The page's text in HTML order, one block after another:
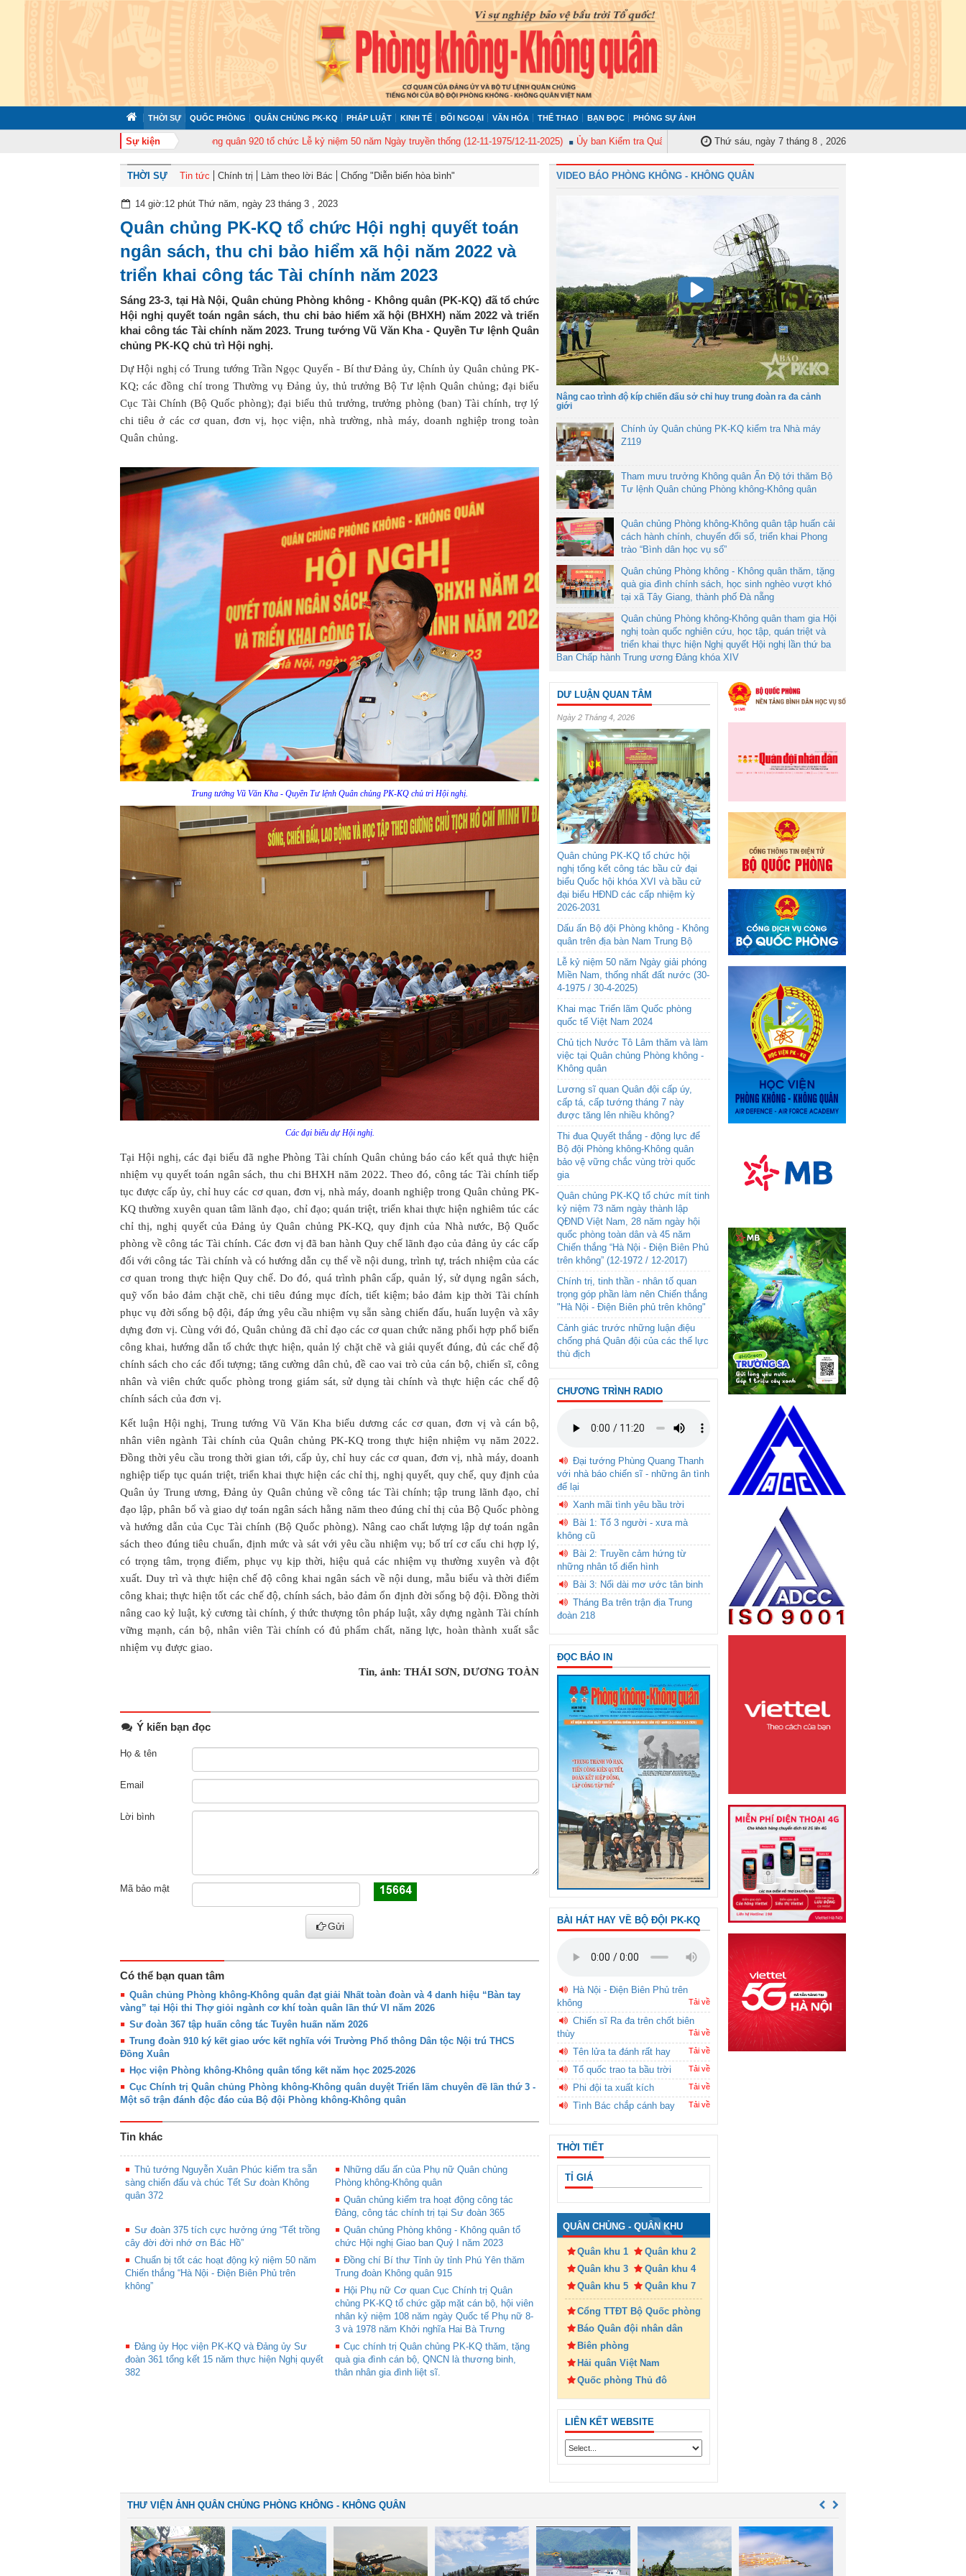
THỜI SỰ QUỐC PHÒNG QUÂN CHỦNG PK-KQ PHÁP LUẬT KINH TẾ ĐỐI NGOẠI VĂN HÓA THỂ THAO BẠN ĐỌC PHÓNG SỰ ẢNH
Sự kiện
Trung đoàn Không quân 920 tổ chức Lễ kỷ niệm 50 năm Ngày truyền thống (12-11-1975/12-11-2025) Ủy ban Kiểm tra Quân ủy Trung ương tập huấn nghiệp vụ công tác kiểm tra, giám sát năm 2025
Thứ sáu, ngày 7 tháng 8 , 2026
THỜI SỰ Tin tức Chính trị Làm theo lời Bác Chống "Diễn biến hòa bình"
14 giờ:12 phút Thứ năm, ngày 23 tháng 3 , 2023
Quân chủng PK-KQ tổ chức Hội nghị quyết toán
ngân sách, thu chi bảo hiểm xã hội năm 2022 và
triển khai công tác Tài chính năm 2023
Sáng 23-3, tại Hà Nội, Quân chủng Phòng không - Không quân (PK-KQ) đã tổ chức
Hội nghị quyết toán ngân sách, thu chi bảo hiểm xã hội (BHXH) năm 2022 và triển
khai công tác Tài chính năm 2023. Trung tướng Vũ Văn Kha - Quyền Tư lệnh Quân
chủng PK-KQ chủ trì Hội nghị.
Dự Hội nghị có Trung tướng Trần Ngọc Quyến - Bí thư Đảng ủy, Chính ủy Quân chủng PK-
KQ; các đồng chí trong Thường vụ Đảng ủy, thủ trưởng Bộ Tư lệnh Quân chủng; đại biểu
Cục Tài Chính (Bộ Quốc phòng); đại biểu thủ trưởng, trưởng phòng (ban) Tài chính, trợ lý
chi tiêu ở các cơ quan, đơn vị, học viện, nhà trường, nhà máy, doanh nghiệp trong toàn
Quân chủng.
Trung tướng Vũ Văn Kha - Quyền Tư lệnh Quân chủng PK-KQ chủ trì Hội nghị.
Các đại biểu dự Hội nghị.
Tại Hội nghị, các đại biểu đã nghe Phòng Tài chính Quân chủng báo cáo kết quả thực hiện
nhiệm vụ quyết toán ngân sách, thu chi BHXH năm 2022. Theo đó, công tác Tài chính tiếp
tục được cấp ủy, chỉ huy các cơ quan, đơn vị, nhà máy, doanh nghiệp trong Quân chủng PK-
KQ thường xuyên quan tâm lãnh đạo, chỉ đạo; quán triệt, triển khai thực hiện nghiêm túc các
chỉ thị, nghị quyết của Đảng ủy Quân chủng PK-KQ, quy định của Nhà nước, Bộ Quốc
phòng về công tác Tài chính. Các đơn vị đã ban hành Quy chế lãnh đạo của đảng ủy các cấp
đối với công tác Tài chính và có hướng dẫn cụ thể về nội dung, trình tự, trách nhiệm của các
cơ quan trong thực hiện Quy chế. Do đó, quá trình phân cấp, quản lý, sử dụng ngân sách,
quỹ vốn bảo đảm chặt chẽ, chi tiêu đúng mục đích, tiết kiệm; bảo đảm kịp thời Tài chính
phục vụ đời sống bộ đội, đáp ứng yêu cầu nhiệm vụ sẵn sàng chiến đấu, huấn luyện và xây
dựng đơn vị. Cùng với đó, Quân chủng đã chỉ đạo các cơ quan chức năng phối hợp phổ biến
công khai, hướng dẫn tổ chức thực hiện, quản lý chặt chẽ và giải quyết đúng, đủ các chế độ
chính sách cho các đối tượng; tăng cường dân chủ, đề cao vai trò của cán bộ, chiến sĩ, công
nhân và viên chức quốc phòng trong giám sát, sử dụng tài chính và thực hiện các chế độ
chính sách của đơn vị.
Kết luận Hội nghị, Trung tướng Vũ Văn Kha biểu dương các cơ quan, đơn vị và cán bộ,
nhân viên ngành Tài chính của Quân chủng PK-KQ trong thực hiện nhiệm vụ năm 2022.
Đồng thời yêu cầu trong thời gian tới, cấp ủy, chỉ huy các cơ quan, đơn vị, nhà máy, doanh
nghiệp tiếp tục quán triệt, triển khai thực hiện các chỉ thị, nghị quyết, quy chế, quy định của
Quân ủy Trung ương, Đảng ủy Quân chủng về công tác Tài chính; tập trung lãnh đạo, chỉ
đạo lập, phân bổ và giao dự toán ngân sách hằng năm theo đúng chỉ thị của Bộ Quốc phòng
và hướng dẫn của Cục Tài chính (Bộ Quốc phòng). Nâng cao chất lượng lập dự toán ngân
sách theo đúng tiêu chuẩn, định mức và sát với yêu cầu nhiệm vụ; bố trí cơ cấu chi hợp lý,
có trọng tâm, trọng điểm, phục vụ kịp thời, hiệu quả các nhiệm vụ thường xuyên và đột
xuất. Duy trì và thực hiện chế độ công khai ngân sách về nội dung, mẫu biểu và thời điểm
công khai; thực hiện tốt các chế độ, chính sách, bảo đảm ổn định đời sống bộ đội. Đồng thời
nâng cao kỷ luật, kỷ cương tài chính, ý thức thượng tôn pháp luật, xây dựng ngành Tài chính
vững mạnh, cán bộ, nhân viên Tài chính có đủ phẩm chất, năng lực, hoàn thành xuất sắc
nhiệm vụ được giao.
Tin, ảnh: THÁI SƠN, DƯƠNG TOÀN
Ý kiến bạn đọc
Họ & tên
Email
Lời bình
Mã bảo mật
Gửi
Có thể bạn quan tâm
Quân chủng Phòng không-Không quân đạt giải Nhất toàn đoàn và 4 danh hiệu “Bàn tay
vàng” tại Hội thi Thợ giỏi ngành cơ khí toàn quân lần thứ VI năm 2026
Sư đoàn 367 tập huấn công tác Tuyên huấn năm 2026
Trung đoàn 910 ký kết giao ước kết nghĩa với Trường Phổ thông Dân tộc Nội trú THCS
Đồng Xuân
Học viện Phòng không-Không quân tổng kết năm học 2025-2026
Cục Chính trị Quân chủng Phòng không-Không quân duyệt Triển lãm chuyên đề lần thứ 3 -
Một số trận đánh độc đáo của Bộ đội Phòng không-Không quân
Tin khác
Thủ tướng Nguyễn Xuân Phúc kiểm tra sẵn
sàng chiến đấu và chúc Tết Sư đoàn Không
quân 372
Những dấu ấn của Phụ nữ Quân chủng
Phòng không-Không quân
Quân chủng kiểm tra hoạt động công tác
Đảng, công tác chính trị tại Sư đoàn 365
Sư đoàn 375 tích cực hưởng ứng “Tết trồng
cây đời đời nhớ ơn Bác Hồ”
Quân chủng Phòng không - Không quân tổ
chức Hội nghị Giao ban Quý I năm 2023
Chuẩn bị tốt các hoạt động kỷ niệm 50 năm
Chiến thắng “Hà Nội - Điện Biên Phủ trên
không”
Đồng chí Bí thư Tỉnh ủy tỉnh Phú Yên thăm
Trung đoàn Không quân 915
Hội Phụ nữ Cơ quan Cục Chính trị Quân
chủng PK-KQ tổ chức gặp mặt cán bộ, hội viên
nhân kỷ niệm 108 năm ngày Quốc tế Phụ nữ 8-
3 và 1978 năm Khởi nghĩa Hai Bà Trưng
Đảng ủy Học viện PK-KQ và Đảng ủy Sư
đoàn 361 tổng kết 15 năm thực hiện Nghị quyết
382
Cục chính trị Quân chủng PK-KQ thăm, tặng
quà gia đình cán bộ, QNCN là thương binh,
thân nhân gia đình liệt sĩ.
VIDEO BÁO PHÒNG KHÔNG - KHÔNG QUÂN
Nâng cao trình độ kíp chiến đấu sở chỉ huy trung đoàn ra đa cảnh
giới
Chính ủy Quân chủng PK-KQ kiểm tra Nhà máy
Z119
Tham mưu trưởng Không quân Ấn Độ tới thăm Bộ
Tư lệnh Quân chủng Phòng không-Không quân
Quân chủng Phòng không-Không quân tập huấn cải
cách hành chính, chuyển đổi số, triển khai Phong
trào “Bình dân học vụ số”
Quân chủng Phòng không - Không quân thăm, tặng
quà gia đình chính sách, học sinh nghèo vượt khó
tại xã Tây Giang, thành phố Đà nẵng
Quân chủng Phòng không-Không quân tham gia Hội
nghị toàn quốc nghiên cứu, học tập, quán triệt và
triển khai thực hiện Nghị quyết Hội nghị lần thứ ba
Ban Chấp hành Trung ương Đảng khóa XIV
DƯ LUẬN QUAN TÂM
Ngày 2 Tháng 4, 2026
Quân chủng PK-KQ tổ chức hội
nghị tổng kết công tác bầu cử đại
biểu Quốc hội khóa XVI và bầu cử
đại biểu HĐND các cấp nhiệm kỳ
2026-2031
Dấu ấn Bộ đội Phòng không - Không
quân trên địa bàn Nam Trung Bộ
Lễ kỷ niệm 50 năm Ngày giải phóng
Miền Nam, thống nhất đất nước (30-
4-1975 / 30-4-2025)
Khai mạc Triển lãm Quốc phòng
quốc tế Việt Nam 2024
Chủ tịch Nước Tô Lâm thăm và làm
việc tại Quân chủng Phòng không -
Không quân
Lương sĩ quan Quân đội cấp úy,
cấp tá, cấp tướng tháng 7 này
được tăng lên nhiều không?
Thi đua Quyết thắng - động lực để
Bộ đội Phòng không-Không quân
bảo vệ vững chắc vùng trời quốc
gia
Quân chủng PK-KQ tổ chức mít tinh
kỷ niệm 73 năm ngày thành lập
QĐND Việt Nam, 28 năm ngày hội
quốc phòng toàn dân và 45 năm
Chiến thắng “Hà Nội - Điện Biên Phủ
trên không” (12-1972 / 12-2017)
Chính trị, tinh thần - nhân tố quan
trọng góp phần làm nên Chiến thắng
"Hà Nội - Điện Biên phủ trên không"
Cảnh giác trước những luận điệu
chống phá Quân đội của các thế lực
thù địch
CHƯƠNG TRÌNH RADIO
Đại tướng Phùng Quang Thanh
với nhà báo chiến sĩ - những ân tình
để lại
Xanh mãi tình yêu bầu trời
Bài 1: Tổ 3 người - xưa mà
không cũ
Bài 2: Truyền cảm hứng từ
những nhân tố điển hình
Bài 3: Nối dài mơ ước tân binh
Tháng Ba trên trận địa Trung
đoàn 218
ĐỌC BÁO IN
BÀI HÁT HAY VỀ BỘ ĐỘI PK-KQ
Hà Nội - Điện Biên Phủ trên
không
Tải về
Chiến sĩ Ra đa trên chốt biên
thùy
Tải về
Tên lửa ta đánh rất hay Tải về
Tổ quốc trao ta bầu trời Tải về
Phi đội ta xuất kích Tải về
Tình Bác chắp cánh bay Tải về
THỜI TIẾT
TỈ GIÁ
QUÂN CHỦNG - QUÂN KHU
Quân khu 1
Quân khu 2
Quân khu 3
Quân khu 4
Quân khu 5
Quân khu 7
Cổng TTĐT Bộ Quốc phòng
Báo Quân đội nhân dân
Biên phòng
Hải quân Việt Nam
Quốc phòng Thủ đô
LIÊN KẾT WEBSITE
THƯ VIỆN ẢNH QUÂN CHỦNG PHÒNG KHÔNG - KHÔNG QUÂN